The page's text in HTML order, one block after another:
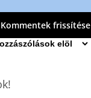
Kommentek frissítése